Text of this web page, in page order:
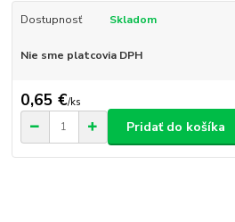
Dostupnosť Skladom
Nie sme platcovia DPH
0,65 €/ks
Pridať do košíka